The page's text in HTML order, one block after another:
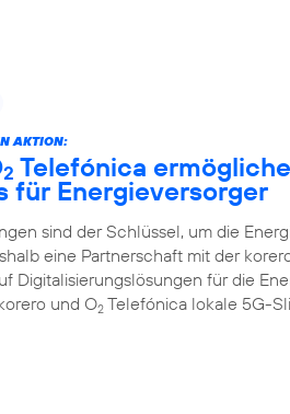
AKTION:
2 Telefónica
für Energieversorger
sind der Schlüssel, um die
eine Partnerschaft mit der
Digitalisierungslösungen für die
und O2 Telefónica lokale 5G-